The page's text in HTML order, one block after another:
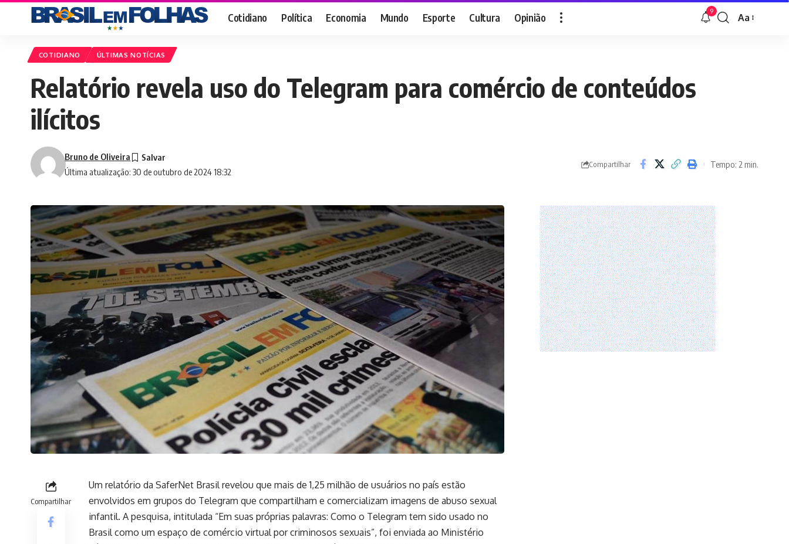
Cotidiano Política Economia Mundo Esporte Cultura Opinião 9
Font
Aa
COTIDIANO ÚLTIMAS NOTÍCIAS
Relatório revela uso do Telegram para comércio de conteúdos
ilícitos
Última atualização: 30 de outubro de 2024 18:32
Bruno de Oliveira
Compartilhar Tempo: 2 min.
Compartilhar
Um relatório da SaferNet Brasil revelou que mais de 1,25 milhão de usuários no país estão
envolvidos em grupos do Telegram que compartilham e comercializam imagens de abuso sexual
infantil. A pesquisa, intitulada “Em suas próprias palavras: Como o Telegram tem sido usado no
Brasil como um espaço de comércio virtual por criminosos sexuais”, foi enviada ao Ministério